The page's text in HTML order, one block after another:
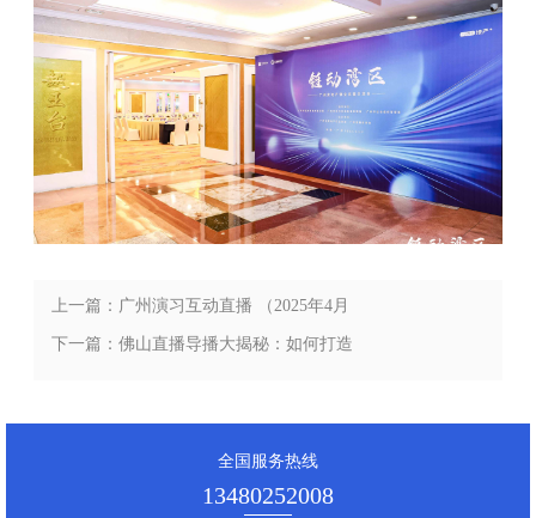
上一篇：广州演习互动直播 （2025年4月
最新分享）
下一篇：佛山直播导播大揭秘：如何打造
年4月最新分享）
全国服务热线
13480252008